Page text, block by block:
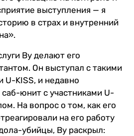
выступления — я
в страх и внутренний
Ву делают его
Он выступал с такими
U-KISS, и недавно
юнит с участниками U-
На вопрос о том, как его
на его работу
убийцы, Ву раскрыл: